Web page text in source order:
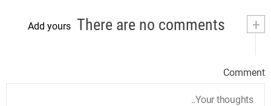
+
Add yours
Comment